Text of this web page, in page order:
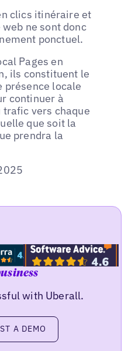
clics itinéraire et
ne sont donc
ponctuel.
Pages en
ils constituent le
présence locale
continuer à
trafic vers chaque
que soit la
prendra la
with Uberall.
A DEMO